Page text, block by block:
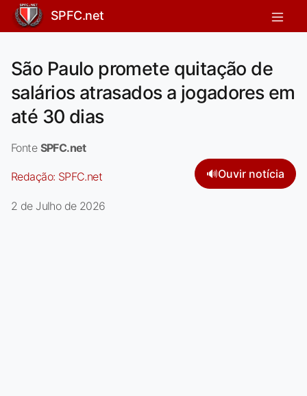
SPFC.net
São Paulo promete quitação de
salários atrasados a jogadores em
até 30 dias
Fonte SPFC.net
Redação: SPFC.net 🔊Ouvir notícia
2 de Julho de 2026